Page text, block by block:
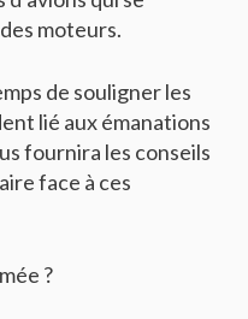
moteurs.
de souligner les
lié aux émanations
fournira les conseils
face à ces
?